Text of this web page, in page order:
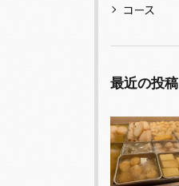
コース
最近の投稿